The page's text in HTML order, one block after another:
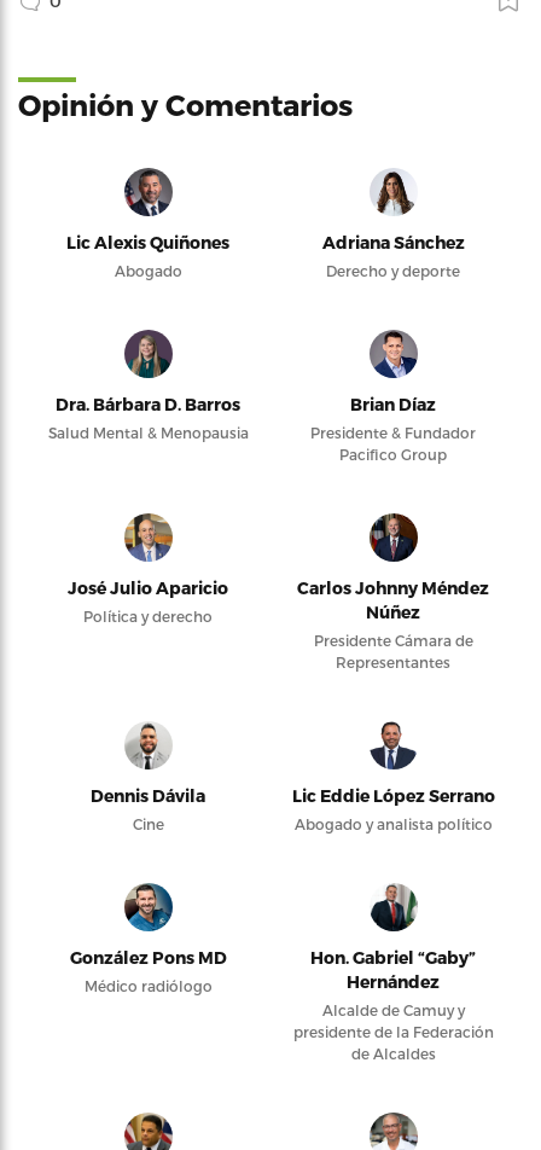
Opinión y Comentarios
Lic Alexis Quiñones
Abogado
Adriana Sánchez
Derecho y deporte
Dra. Bárbara D. Barros
Salud Mental & Menopausia
Brian Díaz
Presidente & Fundador
Pacifico Group
José Julio Aparicio
Política y derecho
Carlos Johnny Méndez
Núñez
Presidente Cámara de
Representantes
Dennis Dávila
Cine
Lic Eddie López Serrano
Abogado y analista político
González Pons MD
Médico radiólogo
Hon. Gabriel “Gaby”
Hernández
Alcalde de Camuy y
presidente de la Federación
de Alcaldes